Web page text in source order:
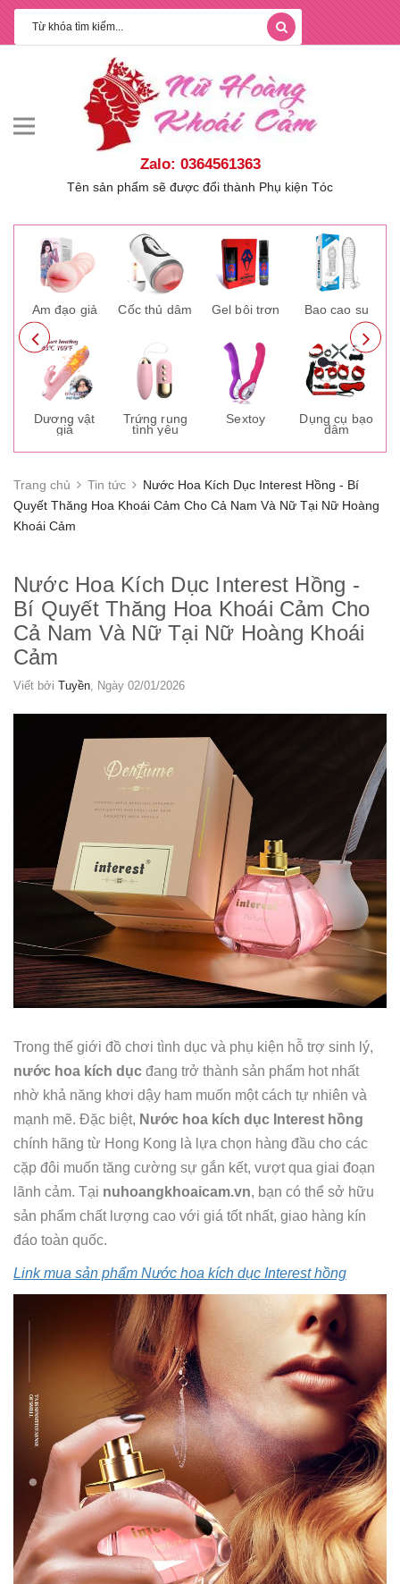
Zalo: 0364561363
Tên sản phẩm sẽ được đổi thành Phụ kiện Tóc
Âm đạo giả
Dương vật
giả
Cốc thủ dâm
Trứng rung
tình yêu
Gel bôi trơn
Sextoy
Bao cao su
Dụng cụ bạo
dâm
Trang chủ Tin tức
Nước Hoa Kích Dục Interest Hồng - Bí
Quyết Thăng Hoa Khoái Cảm Cho Cả Nam Và Nữ Tại Nữ Hoàng
Khoái Cảm
Nước Hoa Kích Dục Interest Hồng -
Bí Quyết Thăng Hoa Khoái Cảm Cho
Cả Nam Và Nữ Tại Nữ Hoàng Khoái
Cảm
Viết bởi Tuyền , Ngày 02/01/2026
Trong thế giới đồ chơi tình dục và phụ kiện hỗ trợ sinh lý,
nước hoa kích dục đang trở thành sản phẩm hot nhất
nhờ khả năng khơi dậy ham muốn một cách tự nhiên và
mạnh mẽ. Đặc biệt, Nước hoa kích dục Interest hồng
chính hãng từ Hong Kong là lựa chọn hàng đầu cho các
cặp đôi muốn tăng cường sự gắn kết, vượt qua giai đoạn
lãnh cảm. Tại nuhoangkhoaicam.vn, bạn có thể sở hữu
sản phẩm chất lượng cao với giá tốt nhất, giao hàng kín
đáo toàn quốc.
Link mua sản phẩm Nước hoa kích dục Interest hồng